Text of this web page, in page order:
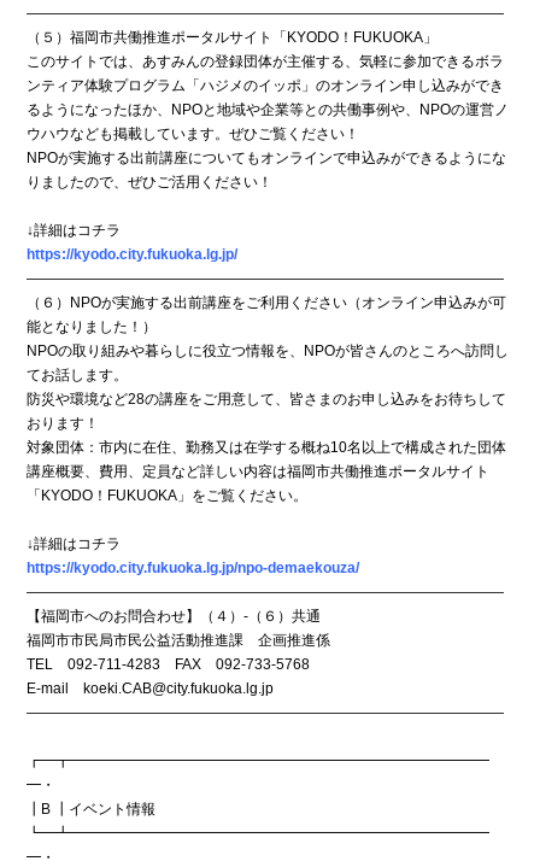
―――――――――――――――――――――――――――――――――
（５）福岡市共働推進ポータルサイト「KYODO！FUKUOKA」
このサイトでは、あすみんの登録団体が主催する、気軽に参加できるボラ
ンティア体験プログラム「ハジメのイッポ」のオンライン申し込みができ
るようになったほか、NPOと地域や企業等との共働事例や、NPOの運営ノ
ウハウなども掲載しています。ぜひご覧ください！
NPOが実施する出前講座についてもオンラインで申込みができるようにな
りましたので、ぜひご活用ください！
↓詳細はコチラ
https://kyodo.city.fukuoka.lg.jp/
―――――――――――――――――――――――――――――――――
（６）NPOが実施する出前講座をご利用ください（オンライン申込みが可
能となりました！）
NPOの取り組みや暮らしに役立つ情報を、NPOが皆さんのところへ訪問し
てお話します。
防災や環境など28の講座をご用意して、皆さまのお申し込みをお待ちして
おります！
対象団体：市内に在住、勤務又は在学する概ね10名以上で構成された団体
講座概要、費用、定員など詳しい内容は福岡市共働推進ポータルサイト
「KYODO！FUKUOKA」をご覧ください。
↓詳細はコチラ
https://kyodo.city.fukuoka.lg.jp/npo-demaekouza/
―――――――――――――――――――――――――――――――――
【福岡市へのお問合わせ】（４）-（６）共通
福岡市市民局市民公益活動推進課 企画推進係
TEL 092-711-4283 FAX 092-733-5768
E-mail koeki.CAB@city.fukuoka.lg.jp
―――――――――――――――――――――――――――――――――
┏━┳━━━━━━━━━━━━━━━━━━━━━━━━━━━━━
━・
┃B ┃イベント情報
┗━┻━━━━━━━━━━━━━━━━━━━━━━━━━━━━━
━・